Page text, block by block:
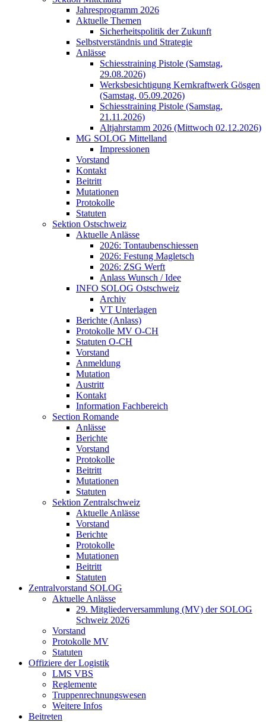
Jahresprogramm 2026
Aktuelle Themen
Sicherheitspolitik der Zukunft
Selbstverständnis und Strategie
Anlässe
Schiesstraining Pistole (Samstag,
29.08.2026)
Werksbesichtigung Kernkraftwerk Gösgen
(Samstag, 05.09.2026)
Schiesstraining Pistole (Samstag,
21.11.2026)
Altjahrstamm 2026 (Mittwoch 02.12.2026)
MG SOLOG Mittelland
Impressionen
Vorstand
Kontakt
Beitritt
Mutationen
Protokolle
Statuten
Sektion Ostschweiz
Aktuelle Anlässe
2026: Tontaubenschiessen
2026: Festung Magletsch
2026: ZSG Werft
Anlass Wunsch / Idee
INFO SOLOG Ostschweiz
Archiv
VT Unterlagen
Berichte (Anlass)
Protokolle MV O-CH
Statuten O-CH
Vorstand
Anmeldung
Mutation
Austritt
Kontakt
Information Fachbereich
Section Romande
Anlässe
Berichte
Vorstand
Protokolle
Beitritt
Mutationen
Statuten
Sektion Zentralschweiz
Aktuelle Anlässe
Vorstand
Berichte
Protokolle
Mutationen
Beitritt
Statuten
Zentralvorstand SOLOG
Aktuelle Anlässe
29. Mitgliederversammlung (MV) der SOLOG
Schweiz 2026
Vorstand
Protokolle MV
Statuten
Offiziere der Logistik
LMS VBS
Reglemente
Truppenrechnungswesen
Weitere Infos
Beitreten